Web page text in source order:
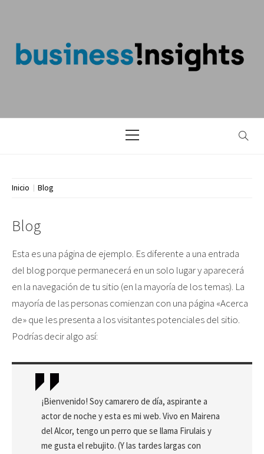
BLOG DE
INSIGHTS
principal
Inicio Blog
Blog
Esta es una página de ejemplo. Es diferente a una entrada
del blog porque permanecerá en un solo lugar y aparecerá
en la navegación de tu sitio (en la mayoría de los temas). La
mayoría de las personas comienzan con una página «Acerca
de» que les presenta a los visitantes potenciales del sitio.
Podrías decir algo así:
¡Bienvenido! Soy camarero de día, aspirante a
actor de noche y esta es mi web. Vivo en Mairena
del Alcor, tengo un perro que se llama Firulais y
me gusta el rebujito. (Y las tardes largas con